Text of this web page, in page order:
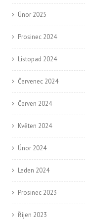
Únor 2025
Prosinec 2024
Listopad 2024
Červenec 2024
Červen 2024
Květen 2024
Únor 2024
Leden 2024
Prosinec 2023
Říjen 2023